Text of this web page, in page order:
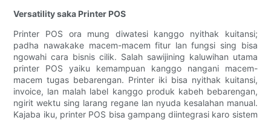
Versatility saka Printer POS
Printer POS ora mung diwatesi kanggo nyithak kuitansi;
padha nawakake macem-macem fitur lan fungsi sing bisa
ngowahi cara bisnis cilik. Salah sawijining kaluwihan utama
printer POS yaiku kemampuan kanggo nangani macem-
macem tugas bebarengan. Printer iki bisa nyithak kuitansi,
invoice, lan malah label kanggo produk kabeh bebarengan,
ngirit wektu sing larang regane lan nyuda kesalahan manual.
Kajaba iku, printer POS bisa gampang diintegrasi karo sistem